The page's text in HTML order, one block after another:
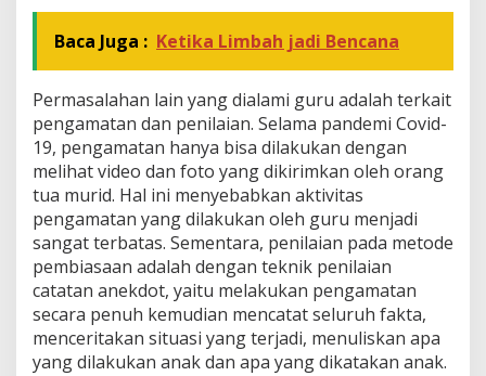
Baca Juga : Ketika Limbah jadi Bencana
Permasalahan lain yang dialami guru adalah terkait
pengamatan dan penilaian. Selama pandemi Covid-
19, pengamatan hanya bisa dilakukan dengan
melihat video dan foto yang dikirimkan oleh orang
tua murid. Hal ini menyebabkan aktivitas
pengamatan yang dilakukan oleh guru menjadi
sangat terbatas. Sementara, penilaian pada metode
pembiasaan adalah dengan teknik penilaian
catatan anekdot, yaitu melakukan pengamatan
secara penuh kemudian mencatat seluruh fakta,
menceritakan situasi yang terjadi, menuliskan apa
yang dilakukan anak dan apa yang dikatakan anak.